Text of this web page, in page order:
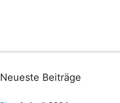
Neueste Beiträge